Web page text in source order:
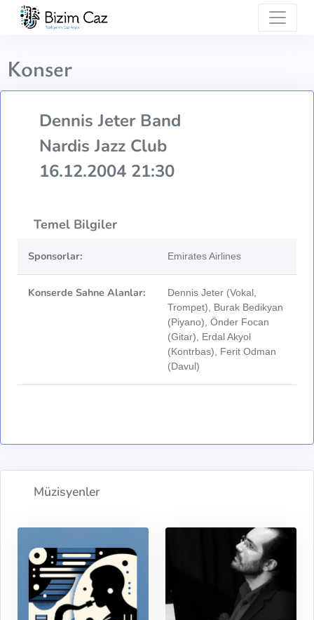
Konser
Dennis Jeter Band
Nardis Jazz Club
16.12.2004 21:30
Temel Bilgiler
Sponsorlar: Emirates Airlines
Konserde Sahne Alanlar:
Dennis Jeter (Vokal,
Trompet), Burak Bedikyan
(Piyano), Önder Focan
(Gitar), Erdal Akyol
(Kontrbas), Ferit Odman
(Davul)
Müzisyenler